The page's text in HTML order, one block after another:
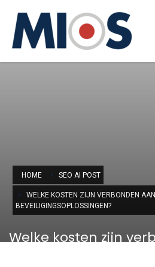
HOME SEO AI POST
WELKE KOSTEN ZIJN VERBONDEN
BEVEILIGINGSOPLOSSINGEN?
Welke kosten zijn